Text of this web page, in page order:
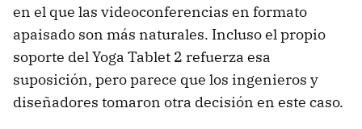
en el que las videoconferencias en formato
apaisado son más naturales. Incluso el propio
soporte del Yoga Tablet 2 refuerza esa
suposición, pero parece que los ingenieros y
diseñadores tomaron otra decisión en este caso.